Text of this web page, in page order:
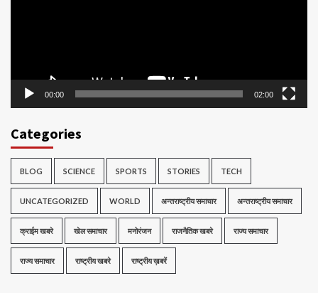
00:00 02:00
Categories
BLOG SCIENCE SPORTS STORIES TECH
UNCATEGORIZED WORLD अन्तराष्ट्रीय समाचार अन्तराष्ट्रीय समाचार
क्राईम खबरे खेल समाचार मनोरंजन राजनैतिक खबरे राज्य समाचार
राज्य समाचार राष्ट्रीय खबरे राष्ट्रीय ख़बरें